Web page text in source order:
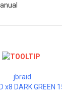
x8 DARK GREEN